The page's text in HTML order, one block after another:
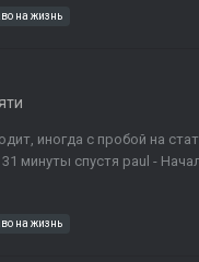
на жизнь
иногда с пробой на
минуты спустя paul -
на жизнь